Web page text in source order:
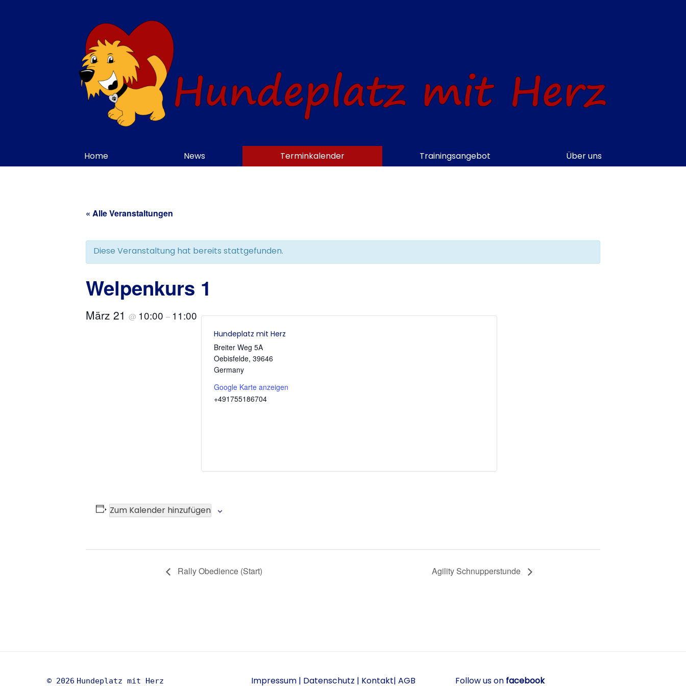
Home News Terminkalender Trainingsangebot Über uns
« Alle Veranstaltungen
Diese Veranstaltung hat bereits stattgefunden.
Welpenkurs 1
März 21 @ 10:00 – 11:00
Hundeplatz mit Herz
Breiter Weg 5A
Oebisfelde, 39646
Germany
Google Karte anzeigen
+491755186704
Zum Kalender hinzufügen
Veranstaltung-Rally Obedience (Start) Agility Schnupperstunde
© 2026 Hundeplatz mit Herz Impressum| Datenschutz | Kontakt| AGB Follow us on facebook